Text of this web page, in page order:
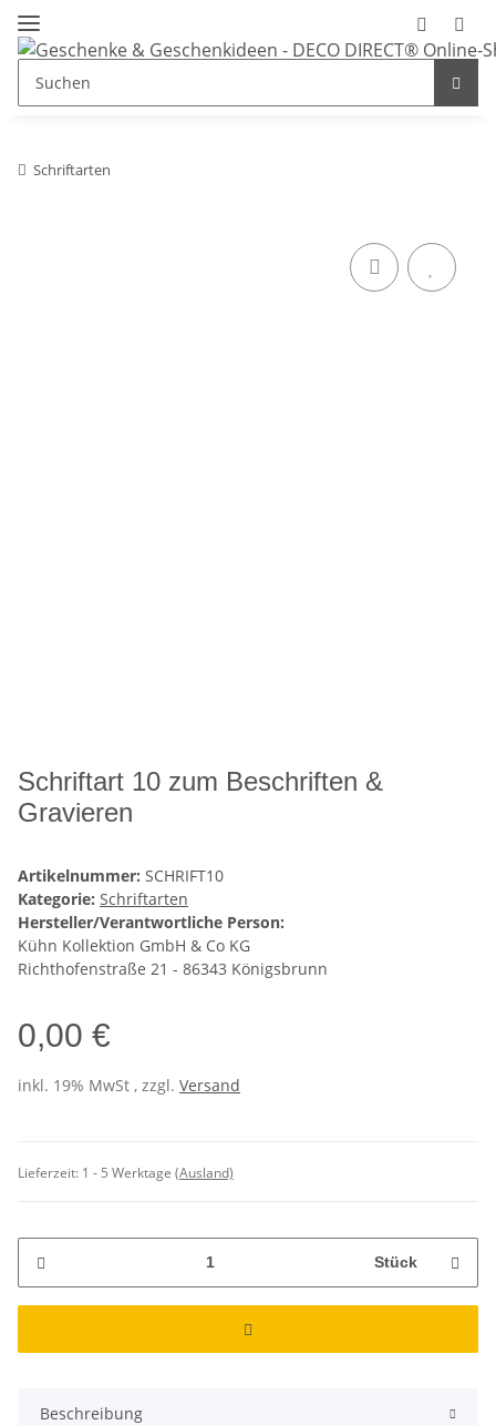
Schriftarten
Schriftart 10 zum Beschriften &
Gravieren
Artikelnummer: SCHRIFT10
Kategorie: Schriftarten
Hersteller/Verantwortliche Person:
Kühn Kollektion GmbH & Co KG
Richthofenstraße 21 - 86343 Königsbrunn
0,00 €
inkl. 19% MwSt , zzgl. Versand
Lieferzeit: 1 - 5 Werktage (Ausland)
Stück
Beschreibung